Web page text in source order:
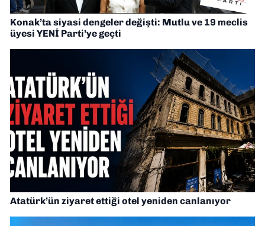
Konak’ta siyasi dengeler değişti: Mutlu ve 19 meclis
üyesi YENİ Parti’ye geçti
Atatürk’ün ziyaret ettiği otel yeniden canlanıyor